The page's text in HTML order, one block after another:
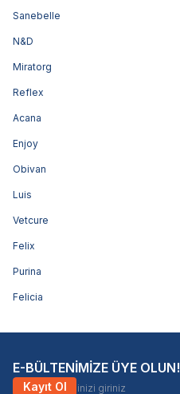
Sanebelle
N&D
Miratorg
Reflex
Acana
Enjoy
Obivan
Luis
Vetcure
Felix
Purina
Felicia
E-BÜLTENİMİZE ÜYE OLUN!
Kayıt Ol